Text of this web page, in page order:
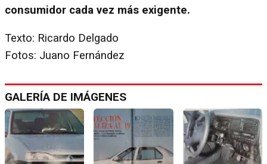
consumidor cada vez más exigente.
Texto: Ricardo Delgado
Fotos: Juano Fernández
GALERÍA DE IMÁGENES